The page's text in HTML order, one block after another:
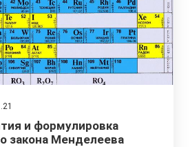
и формулировка
закона Менделеева